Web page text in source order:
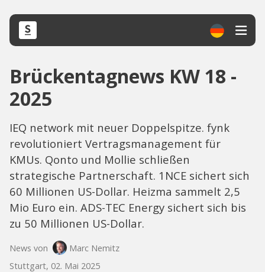
Brückentagnews KW 18 -
2025
IEQ network mit neuer Doppelspitze. fynk
revolutioniert Vertragsmanagement für
KMUs. Qonto und Mollie schließen
strategische Partnerschaft. 1NCE sichert sich
60 Millionen US-Dollar. Heizma sammelt 2,5
Mio Euro ein. ADS-TEC Energy sichert sich bis
zu 50 Millionen US-Dollar.
News von
Marc Nemitz
Stuttgart, 02. Mai 2025